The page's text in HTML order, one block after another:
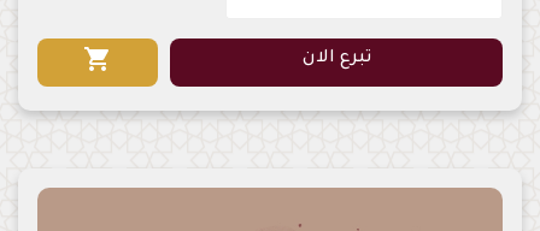
تبرع الان shopping_cart